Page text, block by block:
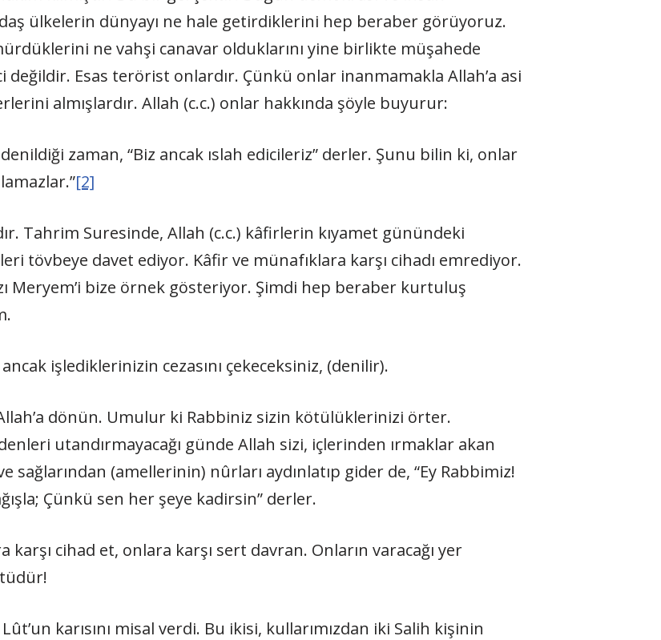
ülkelerin dünyayı ne hale getirdiklerini hep beraber görüyoruz.
ne vahşi canavar olduklarını yine birlikte müşahede
değildir. Esas terörist onlardır. Çünkü onlar inanmamakla Allah’a asi
almışlardır. Allah (c.c.) onlar hakkında şöyle buyurur:
zaman, “Biz ancak ıslah edicileriz” derler. Şunu bilin ki, onlar
[2]
Tahrim Suresinde, Allah (c.c.) kâfirlerin kıyamet günündeki
tövbeye davet ediyor. Kâfir ve münafıklara karşı cihadı emrediyor.
Meryem’i bize örnek gösteriyor. Şimdi hep beraber kurtuluş
işlediklerinizin cezasını çekeceksiniz, (denilir).
dönün. Umulur ki Rabbiniz sizin kötülüklerinizi örter.
utandırmayacağı günde Allah sizi, içlerinden ırmaklar akan
(amellerinin) nûrları aydınlatıp gider de, “Ey Rabbimiz!
Çünkü sen her şeye kadirsin” derler.
karşı cihad et, onlara karşı sert davran. Onların varacağı yer
karısını misal verdi. Bu ikisi, kullarımızdan iki Salih kişinin